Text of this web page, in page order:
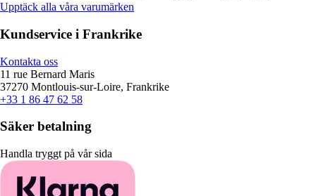
Upptäck alla våra varumärken
Kundservice i Frankrike
Kontakta oss
11 rue Bernard Maris
37270 Montlouis-sur-Loire, Frankrike
+33 1 86 47 62 58
Säker betalning
Handla tryggt på vår sida